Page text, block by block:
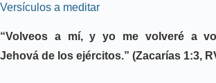
Versículos a meditar
“Volveos a mí, y yo me volveré a
Jehová de los ejércitos.” (Zacarías 1:3,